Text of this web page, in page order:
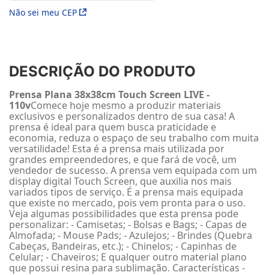
Não sei meu CEP
DESCRIÇÃO DO PRODUTO
Prensa Plana 38x38cm Touch Screen LIVE -
110vComece hoje mesmo a produzir materiais
exclusivos e personalizados dentro de sua casa! A
prensa é ideal para quem busca praticidade e
economia, reduza o espaço de seu trabalho com muita
versatilidade! Esta é a prensa mais utilizada por
grandes empreendedores, e que fará de você, um
vendedor de sucesso. A prensa vem equipada com um
display digital Touch Screen, que auxilia nos mais
variados tipos de serviço. É a prensa mais equipada
que existe no mercado, pois vem pronta para o uso.
Veja algumas possibilidades que esta prensa pode
personalizar: - Camisetas; - Bolsas e Bags; - Capas de
Almofada; - Mouse Pads; - Azulejos; - Brindes (Quebra
Cabeças, Bandeiras, etc.); - Chinelos; - Capinhas de
Celular; - Chaveiros; E qualquer outro material plano
que possui resina para sublimação. Características -